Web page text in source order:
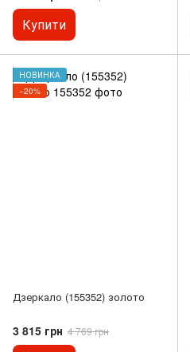
Купити
НОВИНКА
−20%
Дзеркало (155352) золото
3 815 грн 4 769 грн